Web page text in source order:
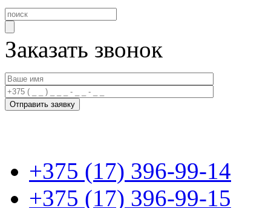
Заказать звонок
+375 (17) 396-99-14
+375 (17) 396-99-15